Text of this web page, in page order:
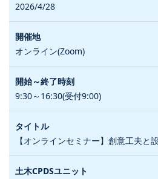
2026/4/28
オンライン(Zoom)
9:30～16:30(受付9:00)
【オンラインセミナー】創意工夫と